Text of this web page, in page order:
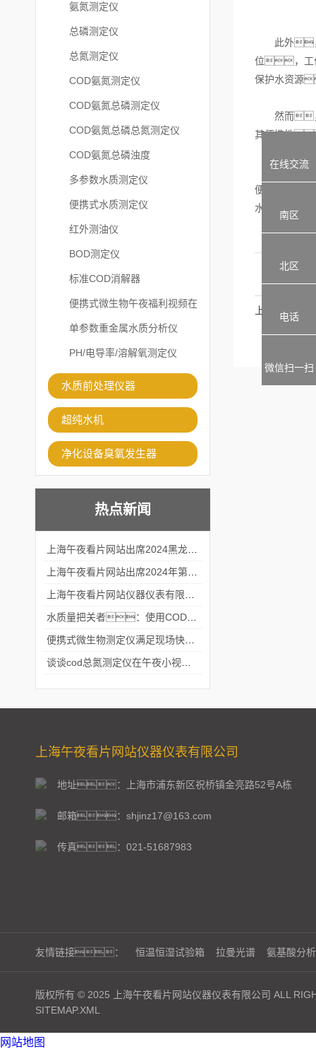
氨氮测定仪
总磷测定仪
总氮测定仪
COD氨氮测定仪
COD氨氮总磷测定仪
COD氨氮总磷总氮测定仪
COD氨氮总磷浊度
多参数水质测定仪
便携式水质测定仪
红外测油仪
BOD测定仪
标准COD消解器
便携式微生物午夜福利视频在
线观看
单参数重金属水质分析仪
PH/电导率/溶解氧测定仪
水质前处理仪器
超纯水机
净化设备臭氧发生器
热点新闻
此外，
位，工
保护水资
然而，
其便携性
尽管如此
便、快捷
水质测定仪
上一篇
上海午夜看片网站仪器仪表有限公司
地址：上海市浦东新区祝桥镇金亮路52号A栋
邮箱：shjinz17@163.com
传真：021-51687983
友情链接： 恒温恒湿试验箱 拉曼光谱 氨基酸分
版权所有 © 2025 上海午夜看片网站仪器仪表有限公司 ALL
SITEMAP.XML
在线交流
南区
北区
电话
微信扫一扫
网站地图